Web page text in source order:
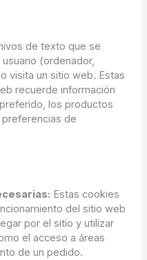
de texto que se
(ordenador,
visita un sitio web. Estas
recuerde información
los productos
de
Estas cookies
del sitio web
por el sitio y utilizar
el acceso a áreas
de un pedido.